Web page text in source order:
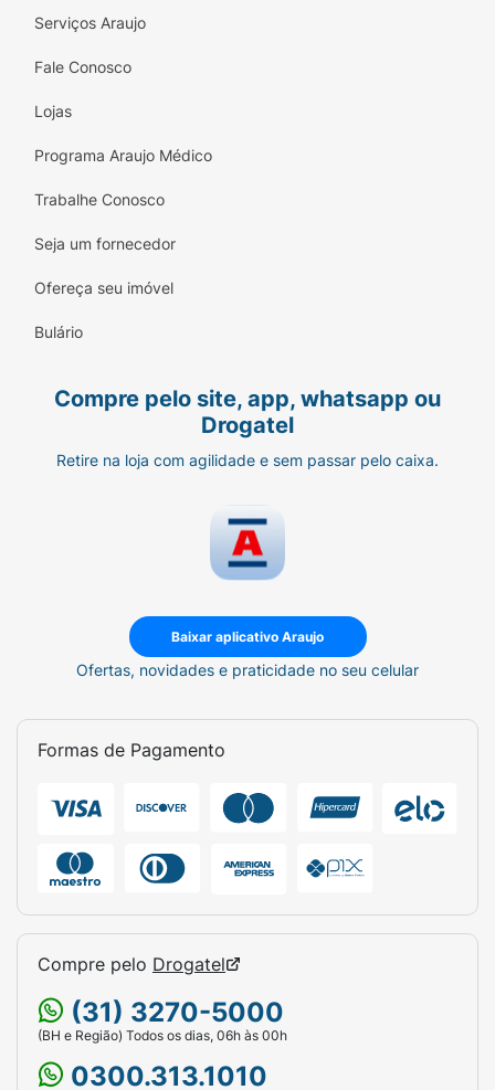
Serviços Araujo
Fale Conosco
Lojas
Programa Araujo Médico
Trabalhe Conosco
Seja um fornecedor
Ofereça seu imóvel
Bulário
Compre pelo site, app, whatsapp ou
Drogatel
Retire na loja com agilidade e sem passar pelo caixa.
Baixar aplicativo Araujo
Ofertas, novidades e praticidade no seu celular
Formas de Pagamento
Compre pelo Drogatel
(31) 3270-5000
(BH e Região) Todos os dias, 06h às 00h
0300.313.1010